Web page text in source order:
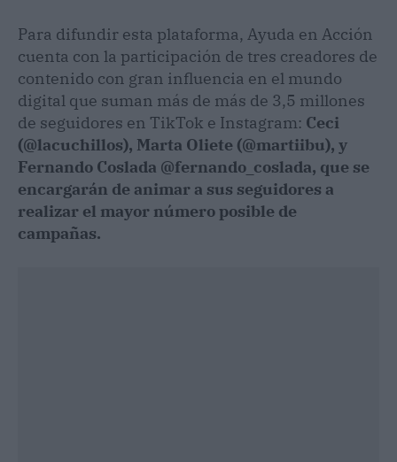
Para difundir esta plataforma, Ayuda en Acción
cuenta con la participación de tres creadores de
contenido con gran influencia en el mundo
digital que suman más de más de 3,5 millones
de seguidores en TikTok e Instagram: Ceci
(@lacuchillos), Marta Oliete (@martiibu), y
Fernando Coslada @fernando_coslada, que se
encargarán de animar a sus seguidores a
realizar el mayor número posible de
campañas.